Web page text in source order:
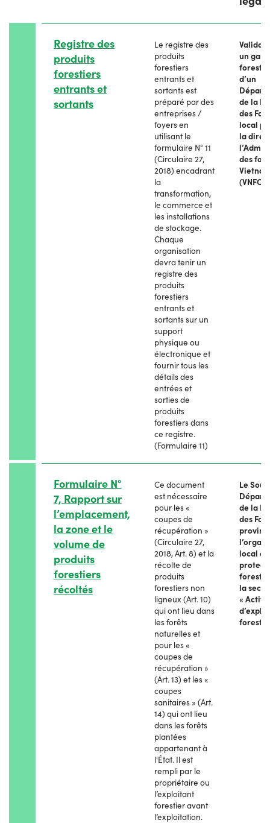
Registre des
produits
forestiers
entrants et
sortants
Le registre des
produits
forestiers
entrants et
sortants est
préparé par des
entreprises /
foyers en
utilisant le
formulaire N° 11
(Circulaire 27,
2018) encadrant
la
transformation,
le commerce et
les installations
de stockage.
Chaque
organisation
devra tenir un
registre des
produits
forestiers
entrants et
sortants sur un
support
physique ou
électronique et
fournir tous les
détails des
entrées et
sorties de
produits
forestiers dans
ce registre.
(Formulaire 11)
un
d’un
de la
des
local
la
des
Formulaire N°
7, Rapport sur
l’emplacement,
la zone et le
volume de
produits
forestiers
récoltés
Ce document
est nécessaire
pour les «
coupes de
récupération »
(Circulaire 27,
2018, Art. 8) et la
récolte de
produits
forestiers non
ligneux (Art. 10)
qui ont lieu dans
les forêts
naturelles et
pour les «
coupes de
récupération »
(Art. 13) et les «
coupes
sanitaires » (Art.
14) qui ont lieu
dans les forêts
plantées
appartenant à
l'État. Il est
rempli par le
propriétaire ou
l’exploitant
forestier avant
l’exploitation.
Le
de la
des
local de
la
«